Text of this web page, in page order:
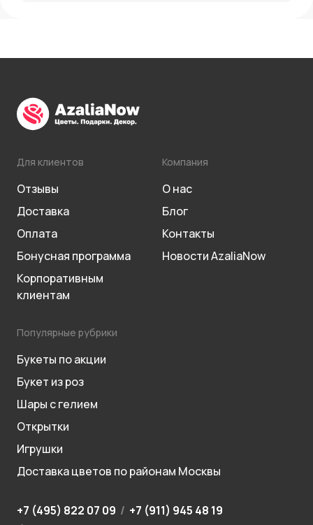
Для клиентов
Отзывы
Доставка
Оплата
Бонусная программа
Корпоративным
клиентам
Компания
О нас
Блог
Контакты
Новости AzaliaNow
Популярные рубрики
Букеты по акции
Букет из роз
Шары с гелием
Открытки
Игрушки
Доставка цветов по районам Москвы
+7 (495) 822 07 09 / +7 (911) 945 48 19